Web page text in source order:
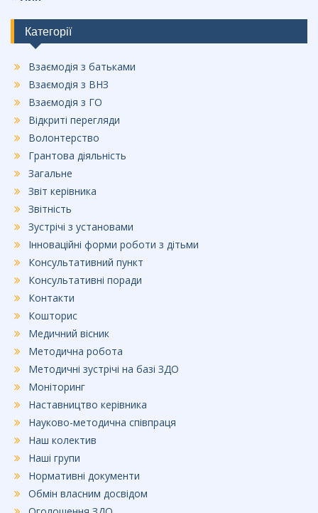
Категорії
Взаємодія з батьками
Взаємодія з ВНЗ
Взаємодія з ГО
Відкриті перегляди
Волонтерство
Грантова діяльність
Загальне
Звіт керівника
Звітність
Зустрічі з установами
Інноваційні форми роботи з дітьми
Консультативний пункт
Консультативні поради
Контакти
Кошторис
Медичний вісник
Методична робота
Методичні зустрічі на базі ЗДО
Моніторинг
Наставництво керівника
Науково-методична співпраця
Наш колектив
Наші групи
Нормативні документи
Обмін власним досвідом